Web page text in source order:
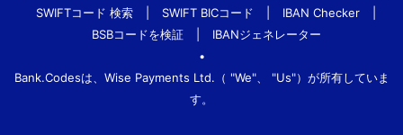
SWIFTコード 検索
SWIFT BICコード IBAN Checker
BSBコードを検証
IBANジェネレーター
•
Bank.Codesは、Wise Payments Ltd.（ "We"、 "Us"）が所有していま
す。